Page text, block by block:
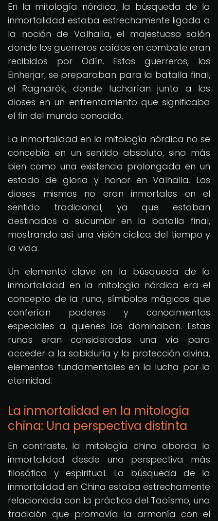
En la mitología nórdica, la búsqueda de la
inmortalidad estaba estrechamente ligada a
la noción de Valhalla, el majestuoso salón
donde los guerreros caídos en combate eran
recibidos por Odín. Estos guerreros, los
Einherjar, se preparaban para la batalla final,
el Ragnarök, donde lucharían junto a los
dioses en un enfrentamiento que significaba
el fin del mundo conocido.
La inmortalidad en la mitología nórdica no se
concebía en un sentido absoluto, sino más
bien como una existencia prolongada en un
estado de gloria y honor en Valhalla. Los
dioses mismos no eran inmortales en el
sentido tradicional, ya que estaban
destinados a sucumbir en la batalla final,
mostrando así una visión cíclica del tiempo y
la vida.
Un elemento clave en la búsqueda de la
inmortalidad en la mitología nórdica era el
concepto de la runa, símbolos mágicos que
conferían poderes y conocimientos
especiales a quienes los dominaban. Estas
runas eran consideradas una vía para
acceder a la sabiduría y la protección divina,
elementos fundamentales en la lucha por la
eternidad.
La inmortalidad en la mitología
china: Una perspectiva distinta
En contraste, la mitología china aborda la
inmortalidad desde una perspectiva más
filosófica y espiritual. La búsqueda de la
inmortalidad en China estaba estrechamente
relacionada con la práctica del Taoísmo, una
tradición que promovía la armonía con el